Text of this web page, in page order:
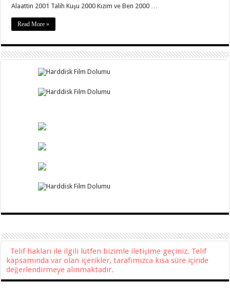
Alaattin 2001 Talih Kuşu 2000 Kızım ve Ben 2000 …
Read More »
Telif hakları ile ilgili lütfen bizimle iletişime geçiniz. Telif
kapsamında var olan içerikler, tarafımızca kısa süre içinde
değerlendirmeye alınmaktadır.